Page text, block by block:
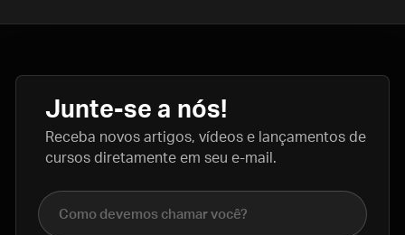
Junte-se a nós!
Receba novos artigos, vídeos e lançamentos de
cursos diretamente em seu e-mail.
Nome completo